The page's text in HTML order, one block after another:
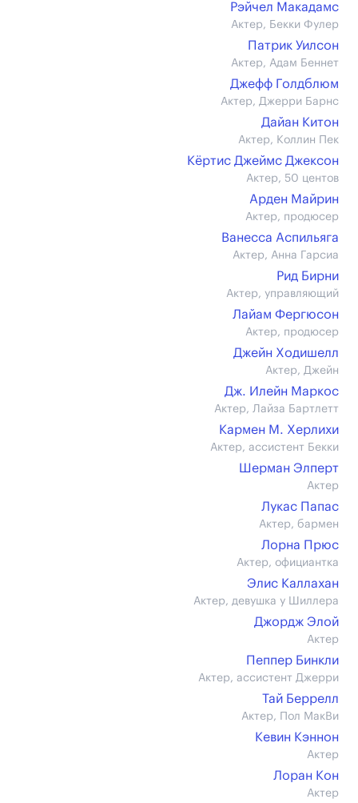
Рэйчел Макадамс
Актер, Бекки Фулер
Патрик Уилсон
Актер, Адам Беннет
Джефф Голдблюм
Актер, Джерри Барнс
Дайан Китон
Актер, Коллин Пек
Кёртис Джеймс Джексон
Актер, 50 центов
Арден Майрин
Актер, продюсер
Ванесса Аспильяга
Актер, Анна Гарсиа
Рид Бирни
Актер, управляющий
Лайам Фергюсон
Актер, продюсер
Джейн Ходишелл
Актер, Джейн
Дж. Илейн Маркос
Актер, Лайза Бартлетт
Кармен М. Херлихи
Актер, ассистент Бекки
Шерман Элперт
Актер
Лукас Папас
Актер, бармен
Лорна Прюс
Актер, официантка
Элис Каллахан
Актер, девушка у Шиллера
Джордж Элой
Актер
Пеппер Бинкли
Актер, ассистент Джерри
Тай Беррелл
Актер, Пол МакВи
Кевин Кэннон
Актер
Лоран Кон
Актер